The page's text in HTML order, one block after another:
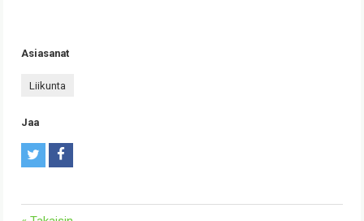
Asiasanat
liikunta
Jaa
i
c